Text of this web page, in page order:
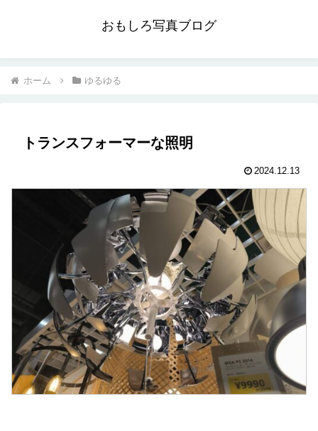
おもしろ写真ブログ
ホーム ゆるゆる
トランスフォーマーな照明
2024.12.13